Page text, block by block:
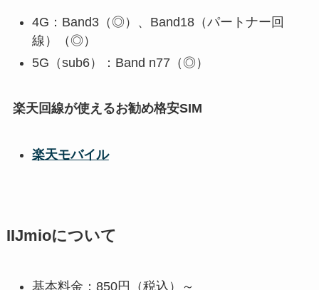
4G：Band3（◎）、Band18（パートナー回
線）（◎）
5G（sub6）：Band n77（◎）
楽天回線が使えるお勧め格安SIM
楽天モバイル
IIJmioについて
基本料金：850円（税込）～